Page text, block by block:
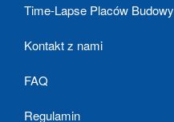
Time-Lapse Placów Budowy
Kontakt z nami
FAQ
Regulamin